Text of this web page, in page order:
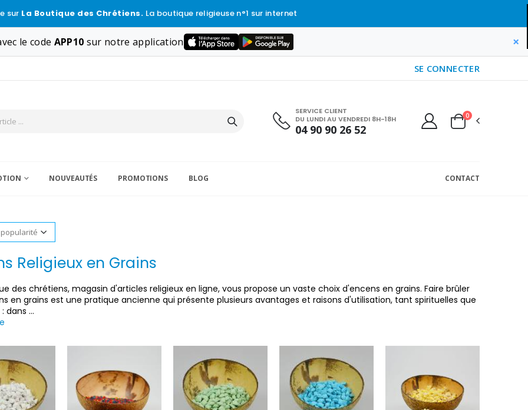
sur La Boutique des Chrétiens. La boutique religieuse n°1 sur internet
le code APP10 sur notre application ×
SE CONNECTER
SERVICE CLIENT
DU LUNDI AU VENDREDI 8H-18H
04 90 90 26 52
0
NOUVEAUTÉS PROMOTIONS BLOG CONTACT
Religieux en Grains
des chrétiens, magasin d'articles religieux en ligne, vous propose un vaste choix d'encens en grains. Faire brûler
en grains est une pratique ancienne qui présente plusieurs avantages et raisons d'utilisation, tant spirituelles que
dans ...